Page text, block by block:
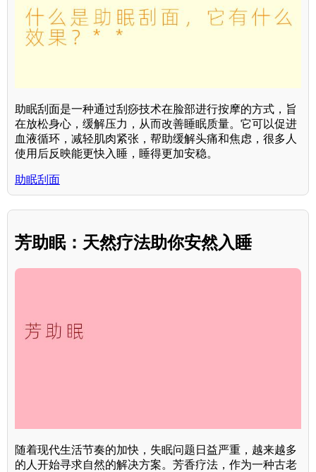
助眠刮面是一种通过刮痧技术在脸部进行按摩的方式，旨
在放松身心，缓解压力，从而改善睡眠质量。它可以促进
血液循环，减轻肌肉紧张，帮助缓解头痛和焦虑，很多人
使用后反映能更快入睡，睡得更加安稳。
助眠刮面
芳助眠：天然疗法助你安然入睡
随着现代生活节奏的加快，失眠问题日益严重，越来越多
的人开始寻求自然的解决方案。芳香疗法，作为一种古老